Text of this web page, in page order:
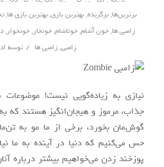
برترین‌ها,برگزیده,بهترین بازی,بهترین بازی ها,
زامبی ها,خون آشام,خوناشام,خونخار,خونخوار,
زامبی, زامبی ها / توسط
نیازی به زیاده‌گویی نیست! موضوعات
جذاب، مرموز و هیجان‌انگیز هستند که
گوش‌مان بخورد، برخی از ما مو به
حس می‌کنیم که دنیا در آینده به ما
پوزخند زدن می‌خواهیم بیشتر درباره